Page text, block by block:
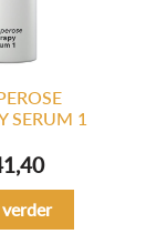
SERUM 1
verder